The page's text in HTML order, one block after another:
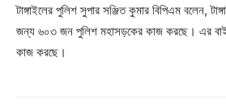
টাঙ্গাইলের পুলিশ সুপার সঞ্জিত কুমার বিপিএম বলেন,
জন্য ৬০৩ জন পুলিশ মহাসড়কের কাজ করছে। এর
কাজ করছে।